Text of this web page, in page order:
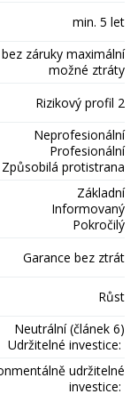
min. 5 let
záruky maximální
možné ztráty
Rizikový profil 2
Neprofesionální
Profesionální
Způsobilá protistrana
Základní
Informovaný
Pokročilý
Garance bez ztrát
Růst
Neutrální (článek 6)
Udržitelné investice:
udržitelné
investice: